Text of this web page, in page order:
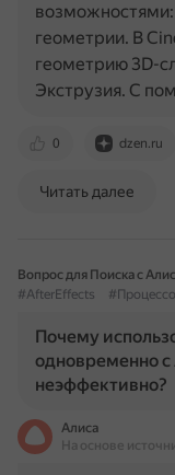
0 dzen.ru
геометрии. В
геометрию 3D-
Экструзия. С
Читать далее
Вопрос для Поиска с
#AfterEffects
Почему
одновременно
неэффективно?
Алиса
На основе